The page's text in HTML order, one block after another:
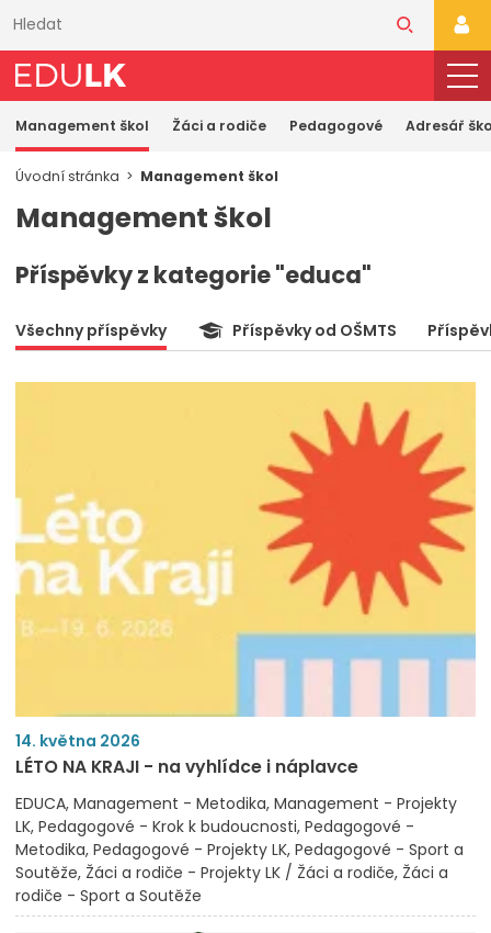
obsahu
Management škol Žáci a rodiče Pedagogové Adresář
Úvodní stránka Management škol
Management škol
Příspěvky z kategorie "educa"
Všechny příspěvky Příspěvky od OŠMTS
14. května 2026
LÉTO NA KRAJI - na vyhlídce i náplavce
EDUCA Management - Metodika Management - Projekty
LK Pedagogové - Krok k budoucnosti Pedagogové -
Metodika Pedagogové - Projekty LK Pedagogové - Sport a
Soutěže Žáci a rodiče - Projekty LK / Žáci a rodiče Žáci a
rodiče - Sport a Soutěže